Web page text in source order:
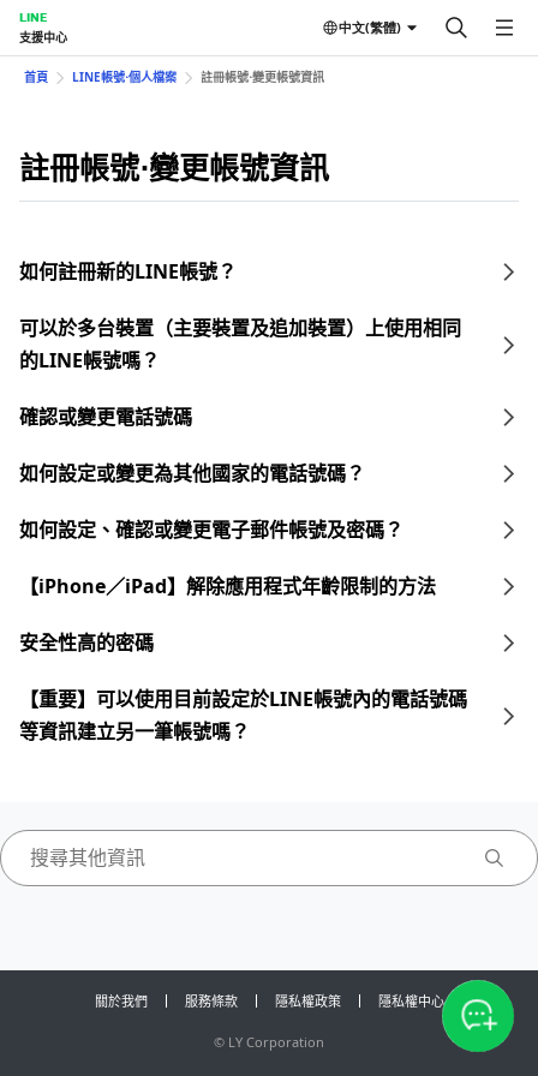
LINE
支援中心
中文(繁體)
首頁 LINE帳號⋅個人檔案 註冊帳號⋅變更帳號資訊
註冊帳號⋅變更帳號資訊
如何註冊新的LINE帳號？
可以於多台裝置（主要裝置及追加裝置）上使用相同
的LINE帳號嗎？
確認或變更電話號碼
如何設定或變更為其他國家的電話號碼？
如何設定、確認或變更電子郵件帳號及密碼？
【iPhone／iPad】解除應用程式年齡限制的方法
安全性高的密碼
【重要】可以使用目前設定於LINE帳號內的電話號碼
等資訊建立另一筆帳號嗎？
關於我們 服務條款 隱私權政策 隱私權中心
© LY Corporation